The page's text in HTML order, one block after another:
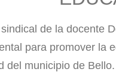
de la docente
para promover la
del municipio de